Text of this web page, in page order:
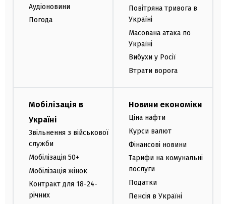
Аудіоновини
Погода
Повітряна тривога в
Україні
Масована атака по
Україні
Вибухи у Росії
Втрати ворога
Мобілізація в
Україні
Звільнення з військової
служби
Мобілізація 50+
Мобілізація жінок
Контракт для 18-24-
річних
Новини економіки
Ціна нафти
Курси валют
Фінансові новини
Тарифи на комунальні
послуги
Податки
Пенсія в Україні